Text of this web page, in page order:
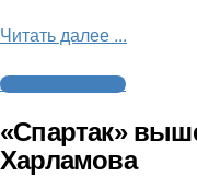
Читать далее ...
Молодежный хоккей
«Спартак»
Харламова